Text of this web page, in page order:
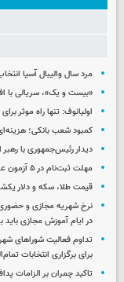
مرد سال والیبال آسیا
«بیست و یک»، سریالی با
اولیانوف: تنها راه موثر
کمبود شعب بانکی؛
دیدار رئیس‌جمهوری با
مهلت ثبت‌نام در ۵ آزمون علوم پزشکی دوباره تمدید شد
قیمت طلا، سکه و دلار یکشنبه ۱۸ مرداد
نرخ شهریه مجازی و
در ایام آموزش مجازی باید
تداوم فعالیت شوراهای
برای برگزاری انتخابات
تاکید چمران بر الزامات